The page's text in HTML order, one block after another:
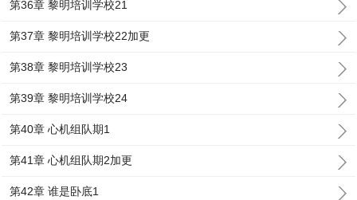
第36章 黎明培训学校21
第37章 黎明培训学校22加更
第38章 黎明培训学校23
第39章 黎明培训学校24
第40章 心机组队期1
第41章 心机组队期2加更
第42章 谁是卧底1